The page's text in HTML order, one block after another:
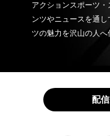
アクションスポーツ
ンツやニュースを通
ツの魅力を沢山の人
配